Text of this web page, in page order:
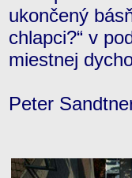
ukončený
chlapci?“ v
miestnej
Peter